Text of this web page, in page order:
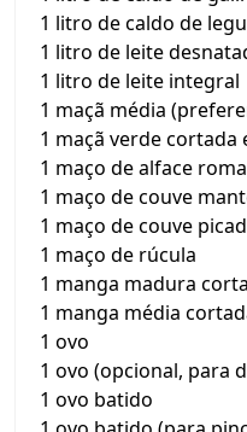
1 litro de caldo de
1 litro de leite
1 litro de leite integral
1 maçã média
1 maçã verde cortada
1 maço de alface
1 maço de couve
1 maço de couve
1 maço de rúcula
1 manga madura
1 manga média
1 ovo
1 ovo (opcional, para
1 ovo batido